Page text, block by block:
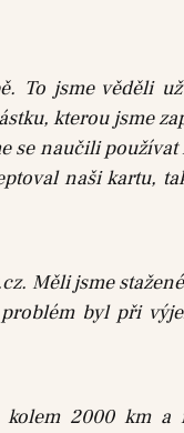
To jsme věděli
kterou jsme
naučili
naši kartu,
Měli jsme
byl při
2000 km a